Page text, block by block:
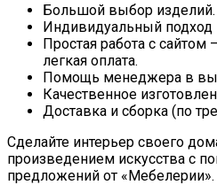
Большой выбор изделий.
Индивидуальный подход
Простая работа с
легкая оплата.
Помощь менеджера в
Качественное
Доставка и сборка (по
Сделайте интерьер своего
произведением искусства с
предложений от «Мебелерии».